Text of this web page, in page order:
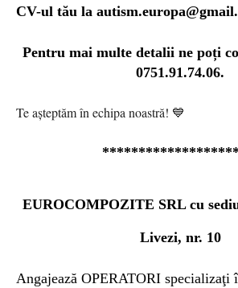
CV-ul tău la
Pentru mai multe detalii ne poți
0751.91.74.06.
Te așteptăm în echipa noastră! 💙
EUROCOMPOZITE SRL cu
Livezi, nr. 10
Angajează OPERATORI specializaţi